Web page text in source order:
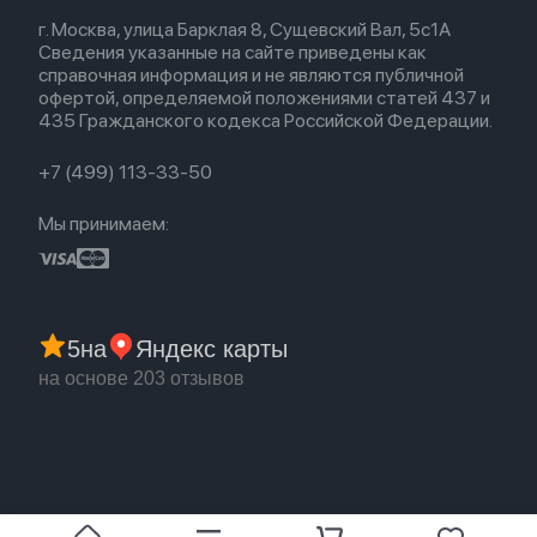
Airpods 2
Airpods (1-е)
Для Apple Watch
Политика конфиденциальности
Оплата и доставка
Партнерская программа
Гарантия
Обмен и возврат
Trade-in
Новые поступления
Популярное
Акции
г. Москва, улица Барклая 8, Сущевский Вал, 5с1А
Сведения указанные на сайте приведены как
справочная информация и не являются публичной
офертой, определяемой положениями статей 437 и
435 Гражданского кодекса Российской Федерации.
+7 (499) 113-33-50
Мы принимаем:
5на Яндекс карты
на основе 203 отзывов